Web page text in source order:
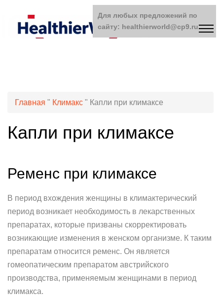
Главная " Климакс " Капли при климаксе
Капли при климаксе
Ременс при климаксе
В период вхождения женщины в климактерический
период возникает необходимость в лекарственных
препаратах, которые призваны скорректировать
возникающие изменения в женском организме. К таким
препаратам относится ременс. Он является
гомеопатическим препаратом австрийского
производства, применяемым женщинами в период
климакса.
Для любых предложений по
сайту: healthierworld@cp9.ru